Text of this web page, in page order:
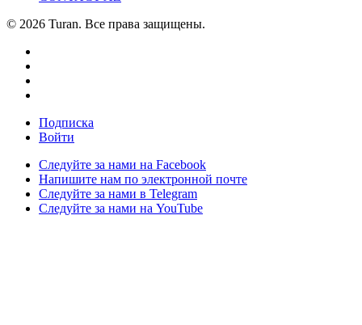
© 2026 Turan. Все права защищены.
Подписка
Войти
Следуйте за нами на Facebook
Напишите нам по электронной почте
Следуйте за нами в Telegram
Следуйте за нами на YouTube